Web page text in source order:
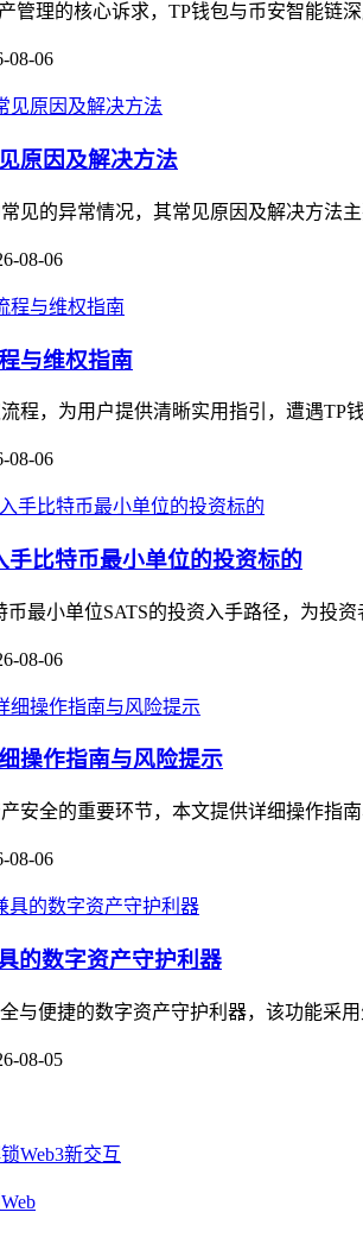
管理的核心诉求，TP钱包与币安智能链
08-06
原因及解决方法
见的异常情况，其常见原因及解决方法
08-06
与维权指南
程，为用户提供清晰实用指引，遭遇
08-06
比特币最小单位的投资标的
最小单位SATS的投资入手路径，为投
08-06
操作指南与风险提示
安全的重要环节，本文提供详细操作指
08-06
的数字资产守护利器
与便捷的数字资产守护利器，该功能采
08-05